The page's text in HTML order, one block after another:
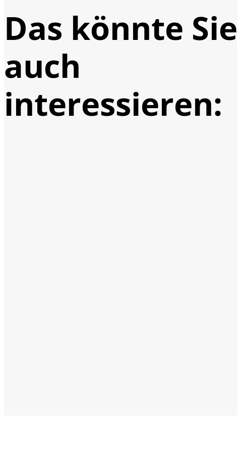
Das könnte Sie
auch
interessieren: